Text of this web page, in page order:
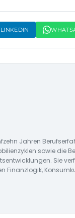
LINKEDIN
Jahren
sowie die
Sie
Finanzlogik,